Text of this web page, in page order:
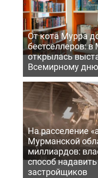
От кота Мурра
бестселлеров:
открылась
Всемирному
На расселение
Мурманской
миллиардов:
способ
застройщиков